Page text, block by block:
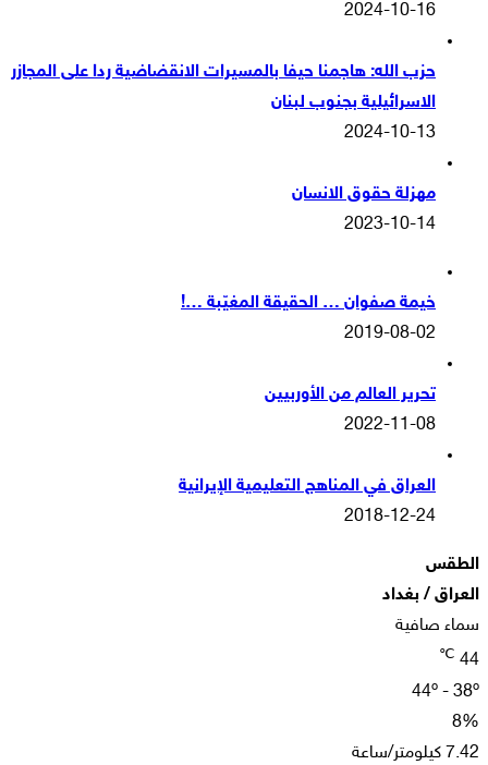
2024-10-16
حزب الله: هاجمنا حيفا بالمسيرات الانقضاضية ردا على المجازر
الاسرائيلية بجنوب لبنان
2024-10-13
مهزلة حقوق الانسان
2023-10-14
خيمة صفوان … الحقيقة المغيّبة …!
2019-08-02
تحرير العالم من الأوربيين
2022-11-08
العراق في المناهج التعليمية الإيرانية
2018-12-24
الطقس
العراق / بغداد
سماء صافية
44
℃
44º - 38º
8%
7.42 كيلومتر/ساعة